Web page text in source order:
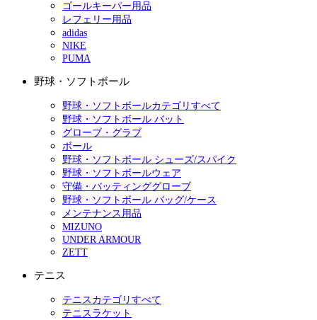
ゴールキーパー用品
レフェリー用品
adidas
NIKE
PUMA
野球・ソフトボール
野球・ソフトボールカテゴリすべて
野球・ソフトボール バット
グローブ・グラブ
ボール
野球・ソフトボール シューズ/スパイク
野球・ソフトボールウェア
守備・バッティンググローブ
野球・ソフトボール バッグ/ケース
メンテナンス用品
MIZUNO
UNDER ARMOUR
ZETT
テニス
テニスカテゴリすべて
テニスラケット